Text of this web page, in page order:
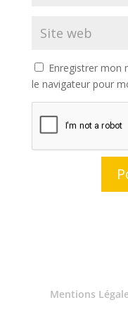
Enregistrer mon
le navigateur pour
Mentions